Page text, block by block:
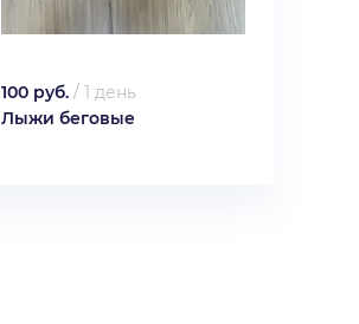
100 руб. / 1 день
Лыжи беговые